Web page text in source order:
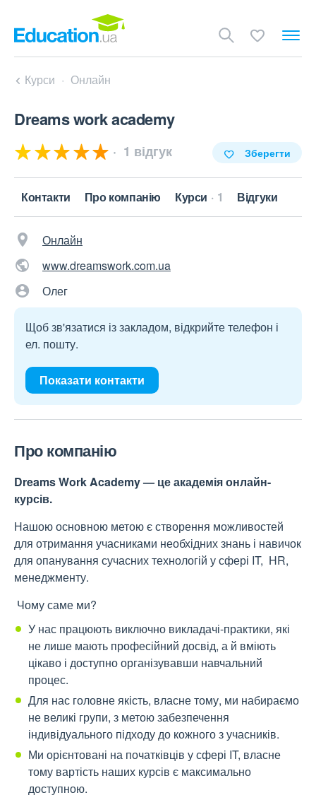
Курси Онлайн
Dreams work academy
1 відгук Зберегти
Контакти Про компанію Курси 1 Відгуки
Онлайн
www.dreamswork.com.ua
Олег
Щоб зв'язатися із закладом, відкрийте телефон і
ел. пошту.
Показати контакти
Про компанію
Dreams Work Academy — це академія онлайн-
курсів.
Нашою основною метою є створення можливостей
для отримання учасниками необхідних знань і навичок
для опанування сучасних технологій у сфері IT, HR,
менеджменту.
Чому саме ми?
У нас працюють виключно викладачі-практики, які
не лише мають професійний досвід, а й вміють
цікаво і доступно організувавши навчальний
процес.
Для нас головне якість, власне тому, ми набираємо
не великі групи, з метою забезпечення
індивідуального підходу до кожного з учасників.
Ми орієнтовані на початківців у сфері IT, власне
тому вартість наших курсів є максимально
доступною.